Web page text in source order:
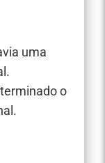
uma
o